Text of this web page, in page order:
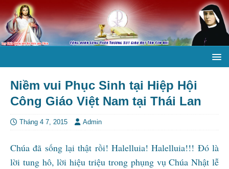
Niềm vui Phục Sinh tại Hiệp Hội
Công Giáo Việt Nam tại Thái Lan
Tháng 4 7, 2015 Admin
Chúa đã sống lại thật rồi! Halelluia! Halelluia!!! Đó là
lời tung hô, lời hiệu triệu trong phụng vụ Chúa Nhật lễ